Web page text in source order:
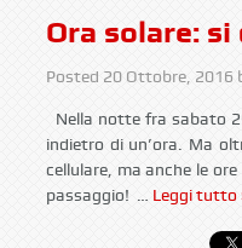
Ora solare:
Posted 20 Ottobre, 2016
Nella notte fra sabato
indietro di un’ora. Ma
cellulare, ma anche le
passaggio! … Leggi tutto